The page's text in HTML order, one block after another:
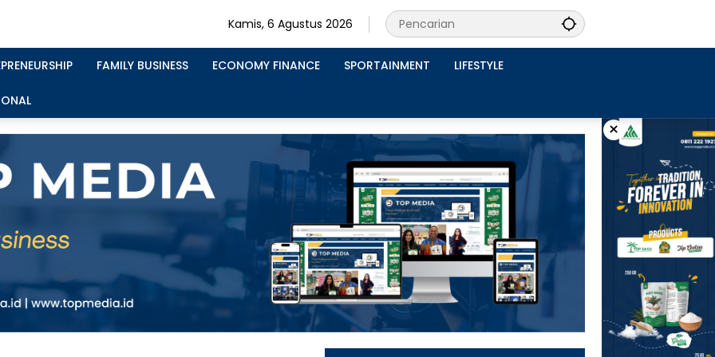
Kamis, 6 Agustus 2026
FAMILY BUSINESS ECONOMY FINANCE SPORTAINMENT LIFESTYLE
×